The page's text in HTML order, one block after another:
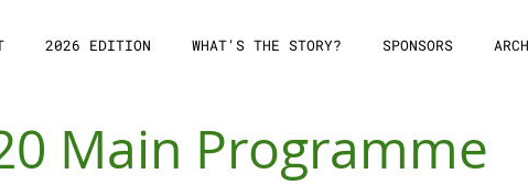
2026 EDITION WHAT'S THE STORY? SPONSORS
Main Programme